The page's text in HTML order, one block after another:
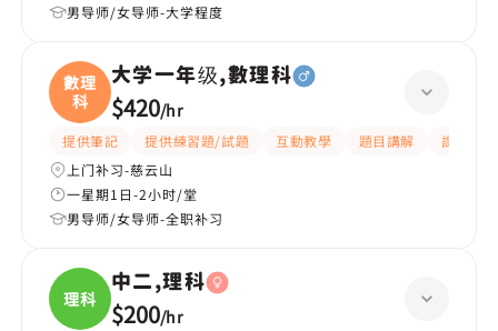
男导师/女导师-大学程度
數理
科
大学一年级,數理科
$420/hr
提供筆記 提供練習題/試題 互動教學 題目講解
課程設計
上门补习-慈云山
一星期1日-2小时/堂
男导师/女导师-全职补习
理科
中二,理科
$200/hr